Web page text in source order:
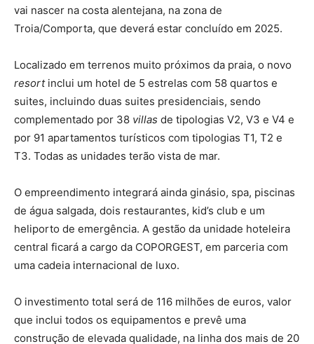
vai nascer na costa alentejana, na zona de
Troia/Comporta, que deverá estar concluído em 2025.
Localizado em terrenos muito próximos da praia, o novo
resortinclui um hotel de 5 estrelas com 58 quartos e
suites, incluindo duas suites presidenciais, sendo
complementado por 38 villas de tipologias V2, V3 e V4 e
por 91 apartamentos turísticos com tipologias T1, T2 e
T3. Todas as unidades terão vista de mar.
O empreendimento integrará ainda ginásio, spa, piscinas
de água salgada, dois restaurantes, kid’s club e um
heliporto de emergência. A gestão da unidade hoteleira
central ficará a cargo da COPORGEST, em parceria com
uma cadeia internacional de luxo.
O investimento total será de 116 milhões de euros, valor
que inclui todos os equipamentos e prevê uma
construção de elevada qualidade, na linha dos mais de 20